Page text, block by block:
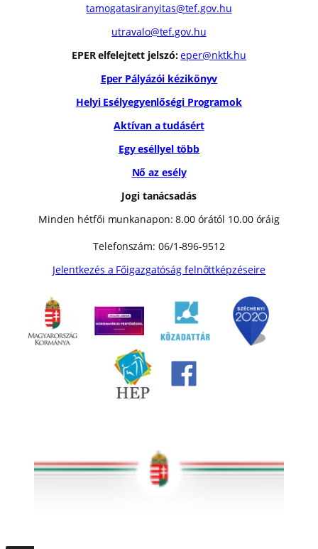
tamogatasiranyitas@tef.gov.hu
utravalo@tef.gov.hu
EPER elfelejtett jelszó: eper@nktk.hu
Eper Pályázói kézikönyv
Helyi Esélyegyenlőségi Programok
Aktívan a tudásért
Egy eséllyel több
Nő az esély
Jogi tanácsadás
Minden hétfői munkanapon: 8.00 órától 10.00 óráig
Telefonszám: 06/1-896-9512
Jelentkezés a Főigazgatóság felnőttképzéseire